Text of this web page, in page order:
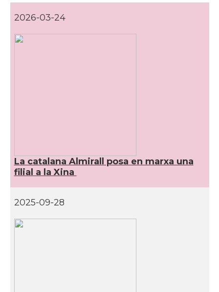
2026-03-24
La catalana Almirall posa en marxa una
filial a la Xina
2025-09-28